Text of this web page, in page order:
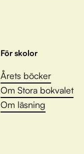
För skolor
Årets böcker
Om Stora bokvalet
Om läsning